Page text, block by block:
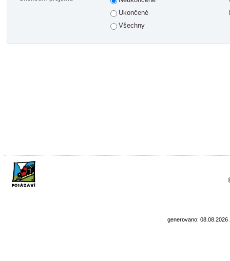
Ukončené
Všechny
generovano: